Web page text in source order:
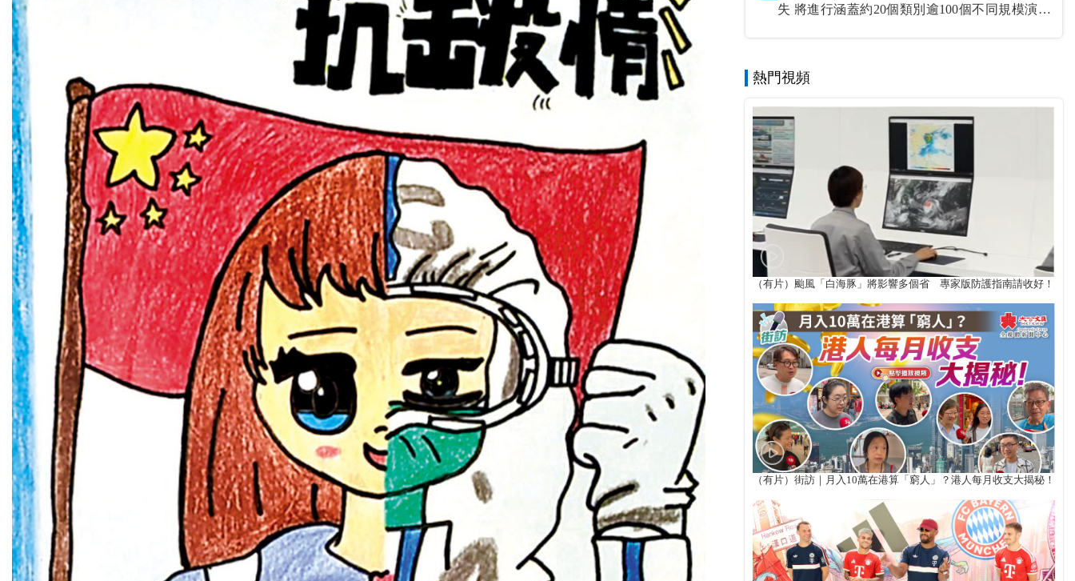
失 將進行涵蓋約20個類別逾100個不同規模演練
熱門視頻
（有片）颱風「白海豚」將影響多個省 專家版防護指南請收好！
（有片）街訪｜月入10萬在港算「窮人」？港人每月收支大揭秘！